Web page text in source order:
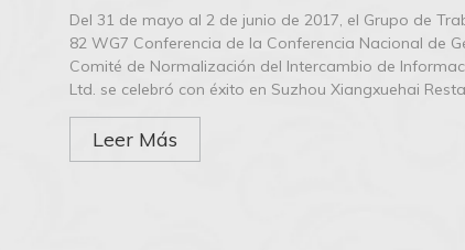
Del 31 de mayo al 2 de junio de 2017, el Grupo de
82 WG7 Conferencia de la Conferencia Nacional de
Comité de Normalización del Intercambio de
Ltd. se celebró con éxito en Suzhou Xiangxuehai
Leer Más